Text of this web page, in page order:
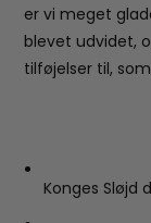
er vi meget
blevet udvidet,
tilføjelser til,
Konges Sløjd